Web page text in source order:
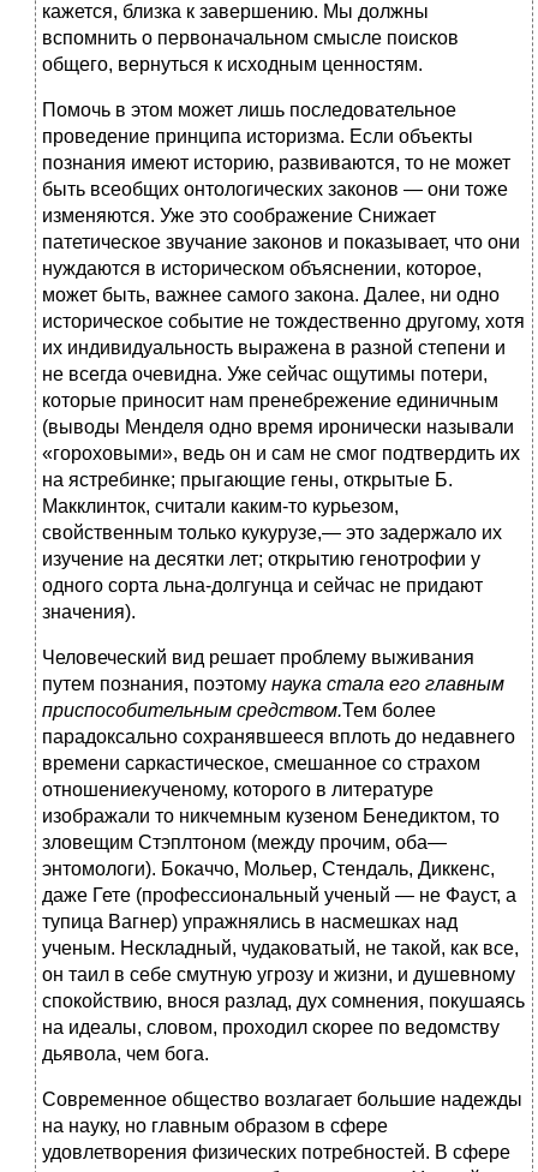
кажется, близка к завершению. Мы должны
вспомнить о первоначальном смысле поисков
общего, вернуться к исходным ценностям.
Помочь в этом может лишь последовательное
проведение принципа историзма. Если объекты
познания имеют историю, развиваются, то не может
быть всеобщих онтологических законов — они тоже
изменяются. Уже это соображение Снижает
патетическое звучание законов и показывает, что они
нуждаются в историческом объяснении, которое,
может быть, важнее самого закона. Далее, ни одно
историческое событие не тождественно другому, хотя
их индивидуальность выражена в разной степени и
не всегда очевидна. Уже сейчас ощутимы потери,
которые приносит нам пренебрежение единичным
(выводы Менделя одно время иронически называли
«гороховыми», ведь он и сам не смог подтвердить их
на ястребинке; прыгающие гены, открытые Б.
Макклинток, считали каким-то курьезом,
свойственным только кукурузе,— это задержало их
изучение на десятки лет; открытию генотрофии у
одного сорта льна-долгунца и сейчас не придают
значения).
Человеческий вид решает проблему выживания
путем познания, поэтому наука стала его главным
приспособительным средством.Тем более
парадоксально сохранявшееся вплоть до недавнего
времени саркастическое, смешанное со страхом
отношениекученому, которого в литературе
изображали то никчемным кузеном Бенедиктом, то
зловещим Стэплтоном (между прочим, оба—
энтомологи). Бокаччо, Мольер, Стендаль, Диккенс,
даже Гете (профессиональный ученый — не Фауст, а
тупица Вагнер) упражнялись в насмешках над
ученым. Нескладный, чудаковатый, не такой, как все,
он таил в себе смутную угрозу и жизни, и душевному
спокойствию, внося разлад, дух сомнения, покушаясь
на идеалы, словом, проходил скорее по ведомству
дьявола, чем бога.
Современное общество возлагает большие надежды
на науку, но главным образом в сфере
удовлетворения физических потребностей. В сфере